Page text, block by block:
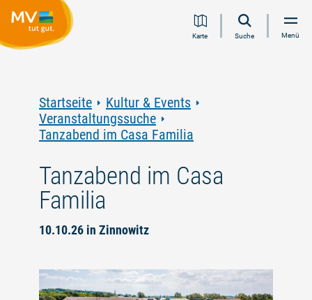
Inhalt
Navigation
Volltextsuche
FooterKarte Suche Menü
Startseite
Kultur & Events
Veranstaltungssuche
Tanzabend im Casa Familia
Tanzabend im Casa
Familia
10.10.26 in Zinnowitz